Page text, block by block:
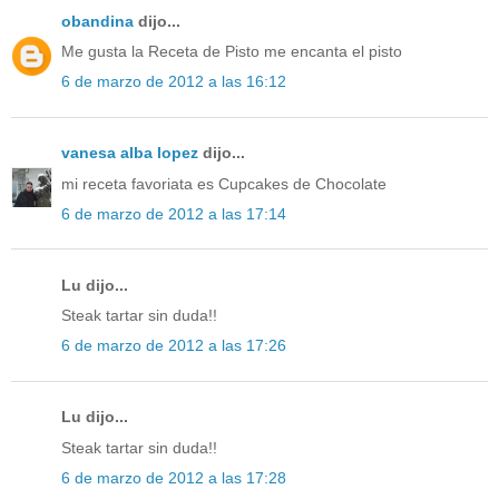
obandina dijo...
Me gusta la Receta de Pisto me encanta el pisto
6 de marzo de 2012 a las 16:12
vanesa alba lopez dijo...
mi receta favoriata es Cupcakes de Chocolate
6 de marzo de 2012 a las 17:14
Lu dijo...
Steak tartar sin duda!!
6 de marzo de 2012 a las 17:26
Lu dijo...
Steak tartar sin duda!!
6 de marzo de 2012 a las 17:28